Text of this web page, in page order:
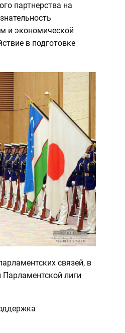
партнерства на
и экономической
в подготовке
связей, в
лиги